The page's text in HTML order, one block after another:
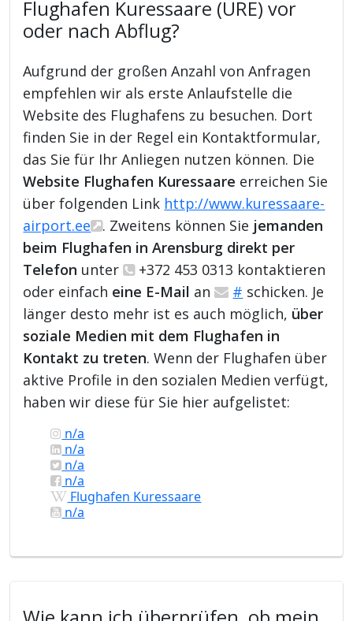
Flughafen Kuressaare (URE) vor
oder nach Abflug?
Aufgrund der großen Anzahl von Anfragen
empfehlen wir als erste Anlaufstelle die
Website des Flughafens zu besuchen. Dort
finden Sie in der Regel ein Kontaktformular,
das Sie für Ihr Anliegen nutzen können. Die
Website Flughafen Kuressaare erreichen Sie
über folgenden Link http://www.kuressaare-
airport.ee
. Zweitens können Sie jemanden
beim Flughafen in Arensburg direkt per
Telefon unter
+372 453 0313 kontaktieren
oder einfach eine E-Mail an # schicken. Je
länger desto mehr ist es auch möglich, über
soziale Medien mit dem Flughafen in
Kontakt zu treten. Wenn der Flughafen über
aktive Profile in den sozialen Medien verfügt,
haben wir diese für Sie hier aufgelistet:
n/a
n/a
n/a
n/a
Flughafen Kuressaare
n/a